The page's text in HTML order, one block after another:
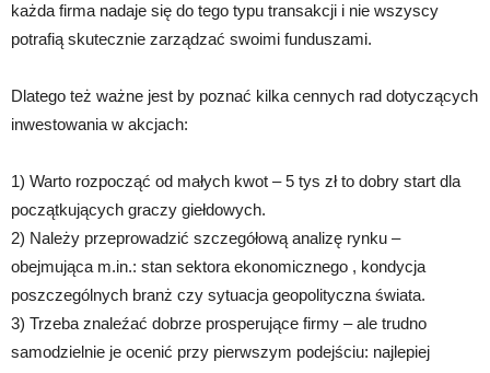
każda firma nadaje się do tego typu transakcji i nie wszyscy
potrafią skutecznie zarządzać swoimi funduszami.
Dlatego też ważne jest by poznać kilka cennych rad dotyczących
inwestowania w akcjach:
1) Warto rozpocząć od małych kwot – 5 tys zł to dobry start dla
początkujących graczy giełdowych.
2) Należy przeprowadzić szczegółową analizę rynku –
obejmująca m.in.: stan sektora ekonomicznego , kondycja
poszczególnych branż czy sytuacja geopolityczna świata.
3) Trzeba znaleźać dobrze prosperujące firmy – ale trudno
samodzielnie je ocenić przy pierwszym podejściu: najlepiej